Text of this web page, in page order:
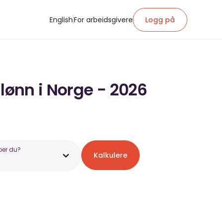
EnglishFor arbeidsgivere Logg på
i Norge - 2026
du?
Kalkulere